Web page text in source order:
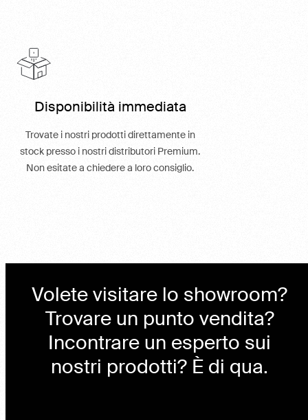
Disponibilità immediata
Trovate i nostri prodotti direttamente in
stock presso i nostri distributori Premium.
Non esitate a chiedere a loro consiglio.
Volete visitare lo showroom?
Trovare un punto vendita?
Incontrare un esperto sui
nostri prodotti? È di qua.